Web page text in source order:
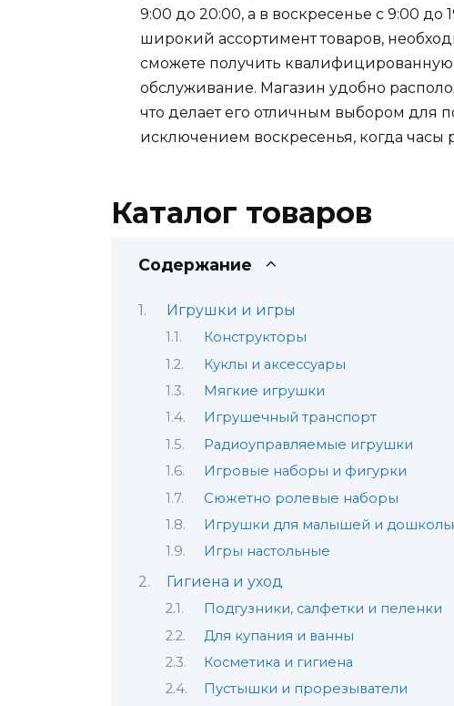
9:00 до 20:00, а в воскресенье с 9:00 до
широкий ассортимент товаров,
сможете получить
обслуживание. Магазин удобно
что делает его отличным выбором для
исключением воскресенья, когда часы
Каталог товаров
Содержание
Игрушки и игры
Конструкторы
Куклы и аксессуары
Мягкие игрушки
Игрушечный транспорт
Радиоуправляемые игрушки
Игровые наборы и фигурки
Сюжетно ролевые наборы
Игрушки для малышей и
Игры настольные
Гигиена и уход
Подгузники, салфетки и пеленки
Для купания и ванны
Косметика и гигиена
Пустышки и прорезыватели